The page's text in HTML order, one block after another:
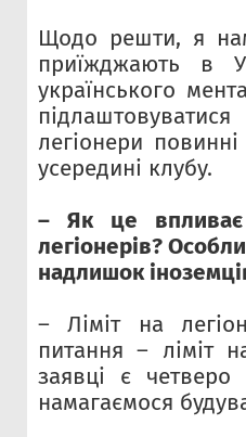
Щодо решти, я
приїжджають в
українського
легіонери
усередині клубу.
– Як це
легіонерів?
надлишок
– Ліміт на
питання – ліміт
заявці є
намагаємося